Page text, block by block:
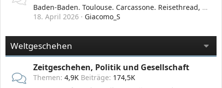
Baden-Baden. Toulouse. Carcassone. Reisethread, Glanz und Abglanz.
18. April 2026
Giacomo_S
Weltgeschehen
Zeitgeschehen, Politik und Gesellschaft
Themen 4,9K Beiträge 174,5K